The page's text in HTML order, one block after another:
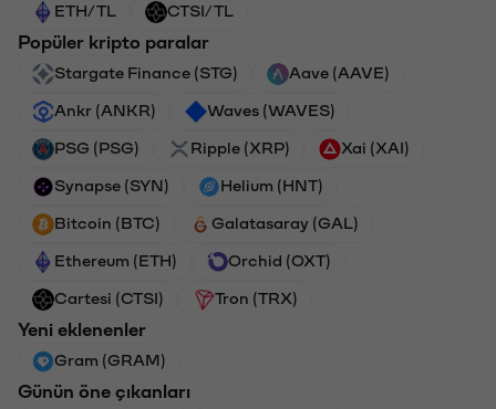
ETH/TL CTSI/TL
Popüler kripto paralar
Stargate Finance (STG) Aave (AAVE)
Ankr (ANKR) Waves (WAVES)
PSG (PSG) Ripple (XRP) Xai (XAI)
Synapse (SYN) Helium (HNT)
Bitcoin (BTC) Galatasaray (GAL)
Ethereum (ETH) Orchid (OXT)
Cartesi (CTSI) Tron (TRX)
Yeni eklenenler
Gram (GRAM)
Günün öne çıkanları